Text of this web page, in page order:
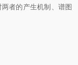
者的产生机制、谱图